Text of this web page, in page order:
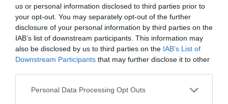
us or personal information disclosed to third parties prior to
your opt-out. You may separately opt-out of the further
disclosure of your personal information by third parties on the
IAB’s list of downstream participants. This information may
also be disclosed by us to third parties on the IAB’s List of
Downstream Participants that may further disclose it to other
Please note that this website/app uses one or more Google
Personal Data Processing Opt Outs
10 h 26 min